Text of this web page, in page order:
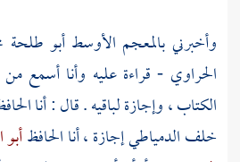
وأخبرني بالمعجم الأوسطأبو
الحراوي - قراءة عليه وأنا أسمع
الكتاب ، وإجازة لباقيه . قال : أنا
خلف الدمياطيإجازة ، أنا الحافظ